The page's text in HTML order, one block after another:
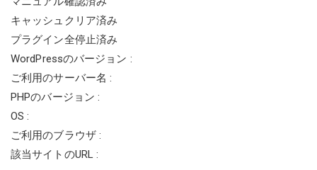
キャッシュクリア済み
プラグイン全停止済み
WordPressのバージョン :
ご利用のサーバー名 :
PHPのバージョン :
OS :
ご利用のブラウザ :
該当サイトのURL :